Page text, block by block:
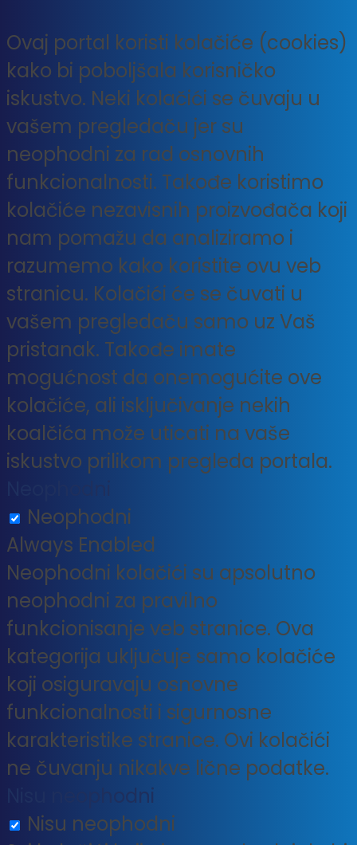
Ovaj portal koristi kolačiće (cookies)
kako bi poboljšala korisničko
iskustvo. Neki kolačići se čuvaju u
vašem pregledaču jer su
neophodni za rad osnovnih
funkcionalnosti. Takođe koristimo
kolačiće nezavisnih proizvođača koji
nam pomažu da analiziramo i
razumemo kako koristite ovu veb
stranicu. Kolačići će se čuvati u
vašem pregledaču samo uz Vaš
pristanak. Takođe imate
mogućnost da onemogućite ove
kolačiće, ali isključivanje nekih
koalčića može uticati na vaše
iskustvo prilikom pregleda portala.
Neophodni
Always Enabled
Neophodni kolačići su apsolutno
neophodni za pravilno
funkcionisanje veb stranice. Ova
kategorija uključuje samo kolačiće
koji osiguravaju osnovne
funkcionalnosti i sigurnosne
karakteristike stranice. Ovi kolačići
ne čuvanju nikakve lične podatke.
Nisu neophodni
Nisu neophodni